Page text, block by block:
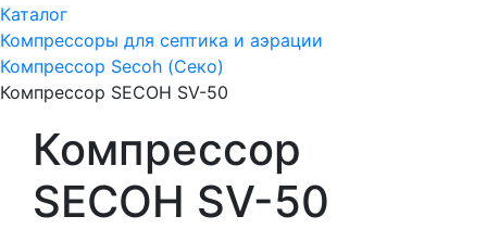
Каталог
Компрессоры для септика и аэрации
Компрессор Secoh (Секо)
Компрессор SECOH SV-50
Компрессор
SECOH SV-50